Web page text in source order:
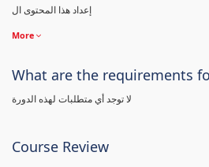
إعداد هذا المحتوى ال
More
What are the requirements
لا توجد أي متطلبات لهذه الدورة
Course Review